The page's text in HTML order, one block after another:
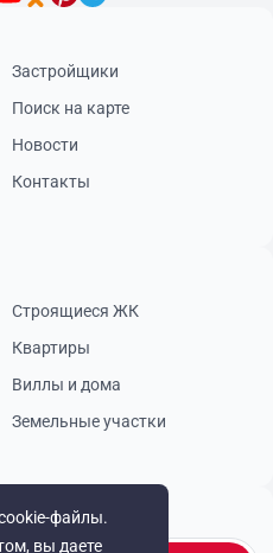
файлы.
вы даете
в курсе
Застройщики
Поиск на карте
Новости
Контакты
Строящиеся ЖК
Квартиры
Виллы и дома
Земельные участки